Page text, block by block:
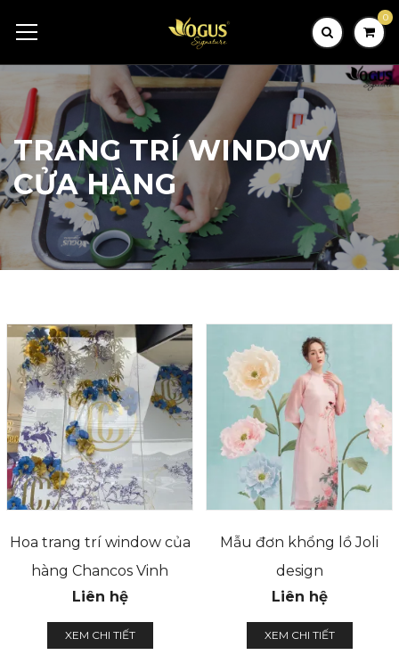
0
TRANG TRÍ WINDOW
CỬA HÀNG
Hoa trang trí window của
hàng Chancos Vinh
Liên hệ
XEM CHI TIẾT
Mẫu đơn khổng lồ Joli
design
Liên hệ
XEM CHI TIẾT